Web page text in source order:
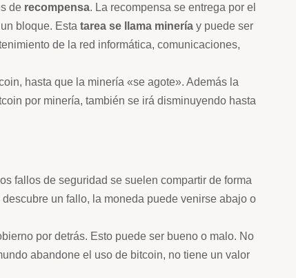
de recompensa. La recompensa se entrega por el
bloque. Esta tarea se llama minería y puede ser
de la red informática, comunicaciones,
hasta que la minería «se agote». Además la
por minería, también se irá disminuyendo hasta
fallos de seguridad se suelen compartir de forma
un fallo, la moneda puede venirse abajo o
por detrás. Esto puede ser bueno o malo. No
abandone el uso de bitcoin, no tiene un valor